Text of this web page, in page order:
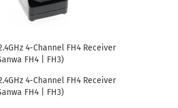
4-Channel FH4 Receiver
FH4 | FH3)
4-Channel FH4 Receiver
FH4 | FH3)